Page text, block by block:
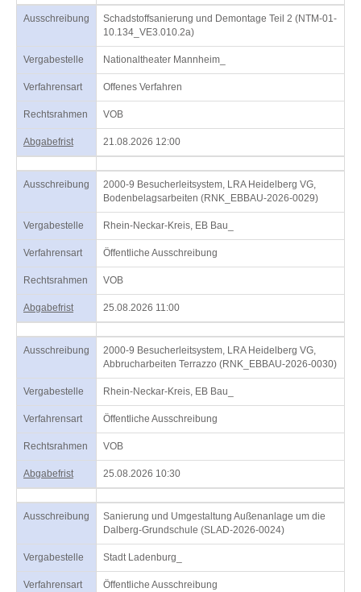
Ausschreibung
Schadstoffsanierung und Demontage Teil 2 (NTM-01-
10.134_VE3.010.2a)
Vergabestelle Nationaltheater Mannheim_
Verfahrensart Offenes Verfahren
Rechtsrahmen VOB
Abgabefrist 21.08.2026 12:00
Ausschreibung
2000-9 Besucherleitsystem, LRA Heidelberg VG,
Bodenbelagsarbeiten (RNK_EBBAU-2026-0029)
Vergabestelle Rhein-Neckar-Kreis, EB Bau_
Verfahrensart Öffentliche Ausschreibung
Rechtsrahmen VOB
Abgabefrist 25.08.2026 11:00
Ausschreibung
2000-9 Besucherleitsystem, LRA Heidelberg VG,
Abbrucharbeiten Terrazzo (RNK_EBBAU-2026-0030)
Vergabestelle Rhein-Neckar-Kreis, EB Bau_
Verfahrensart Öffentliche Ausschreibung
Rechtsrahmen VOB
Abgabefrist 25.08.2026 10:30
Ausschreibung
Sanierung und Umgestaltung Außenanlage um die
Dalberg-Grundschule (SLAD-2026-0024)
Vergabestelle Stadt Ladenburg_
Verfahrensart Öffentliche Ausschreibung